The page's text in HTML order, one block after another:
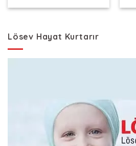
9.405,55 TL.
Lösev Hayat Kurtarır